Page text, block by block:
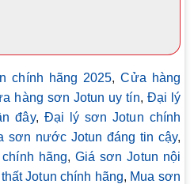
chính hãng 2025,Cửa hàng
hàng sơn Jotun uy tín, Đại lý
đây, Đại lý sơn Jotun chính
sơn nước Jotun đáng tin cậy,
hãng,Giá sơn Jotun nội
Jotun chính hãng, Mua sơn